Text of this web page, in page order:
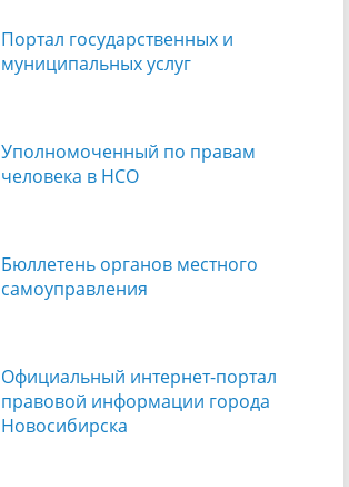
Портал государственных и
муниципальных услуг
Уполномоченный по правам
человека в НСО
Бюллетень органов местного
самоуправления
Официальный интернет-портал
правовой информации города
Новосибирска